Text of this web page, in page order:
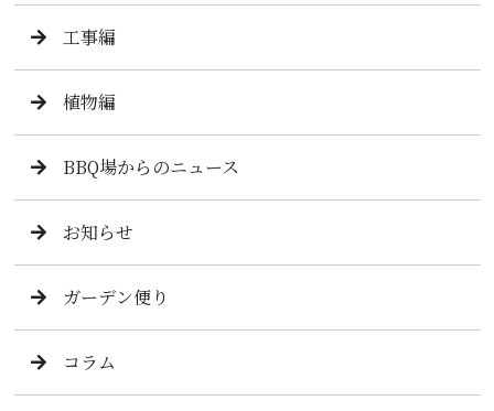
工事編
植物編
BBQ場からのニュース
お知らせ
ガーデン便り
コラム